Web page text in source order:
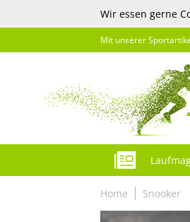
Wir essen gerne
Mit unserer
Home Snooker